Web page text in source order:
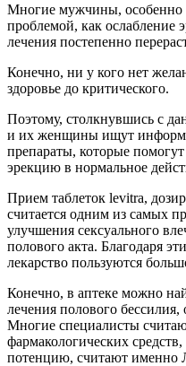
Многие мужчины, особенно
проблемой, как ослабление
лечения постепенно
Конечно, ни у кого нет
здоровье до критического.
Поэтому, столкнувшись с
и их женщины ищут
препараты, которые
эрекцию в нормальное
Прием таблеток levitra,
считается одним из самых
улучшения сексуального
полового акта. Благодаря
лекарство пользуются
Конечно, в аптеке можно
лечения полового
Многие специалисты
фармакологических
потенцию, считают именно